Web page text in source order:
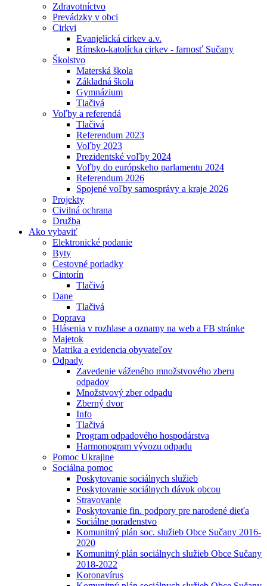
Zdravotníctvo
Prevádzky v obci
Cirkvi
Evanjelická cirkev a.v.
Rímsko-katolícka cirkev - farnosť Sučany
Školstvo
Materská škola
Základná škola
Gymnázium
Tlačivá
Voľby a referendá
Tlačivá
Referendum 2023
Voľby 2023
Prezidentské voľby 2024
Voľby do európskeho parlamentu 2024
Referendum 2026
Spojené voľby samosprávy a kraje 2026
Projekty
Civilná ochrana
Družba
Ako vybaviť
Elektronické podanie
Byty
Cestovné poriadky
Cintorín
Tlačivá
Dane
Tlačivá
Doprava
Hlásenia v rozhlase a oznamy na web a FB stránke
Majetok
Matrika a evidencia obyvateľov
Odpady
Zavedenie váženého množstvového zberu
odpadov
Množstvový zber odpadu
Zberný dvor
Info
Tlačivá
Program odpadového hospodárstva
Harmonogram vývozu odpadu
Pomoc Ukrajine
Sociálna pomoc
Poskytovanie sociálnych služieb
Poskytovanie sociálnych dávok obcou
Stravovanie
Poskytovanie fin. podpory pre narodené dieťa
Sociálne poradenstvo
Komunitný plán soc. služieb Obce Sučany 2016-
2020
Komunitný plán sociálnych služieb Obce Sučany
2018-2022
Koronavírus